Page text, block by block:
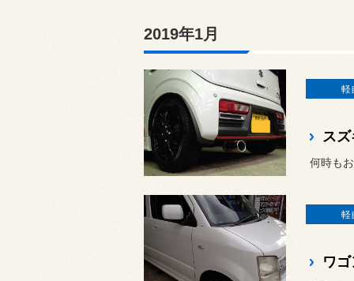
2019年1月
軽
ス
何時も
軽
ワ